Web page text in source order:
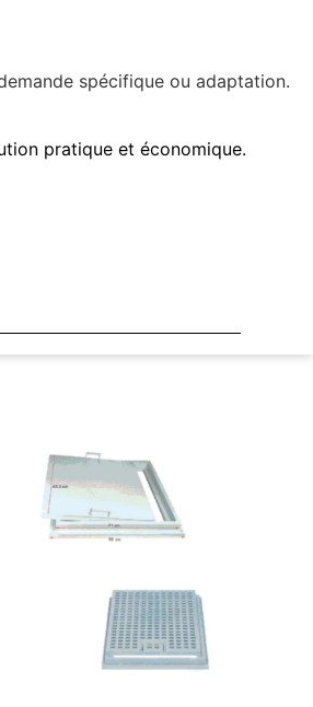
spécifique ou adaptation.
pratique et économique.